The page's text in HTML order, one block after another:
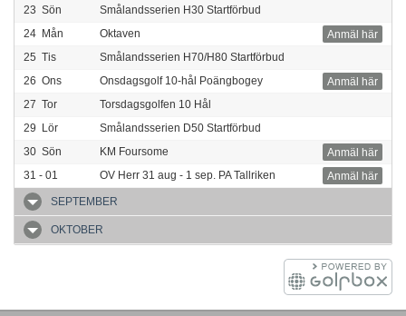
23 Sön
Smålandsserien H30 Startförbud
24 Mån Anmäl här
Oktaven
25 Tis
Smålandsserien H70/H80 Startförbud
26 Ons Anmäl här
Onsdagsgolf 10-hål Poängbogey
27 Tor
Torsdagsgolfen 10 Hål
29
Lör
Smålandsserien D50 Startförbud
30 Sön Anmäl här
KM Foursome
31 - 01
Anmäl här
OV Herr 31 aug - 1 sep. PA Tallriken
SEPTEMBER
OKTOBER